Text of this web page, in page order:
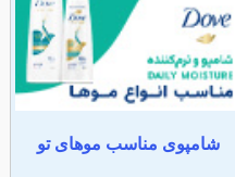
شامپوی مناسب موهای تو